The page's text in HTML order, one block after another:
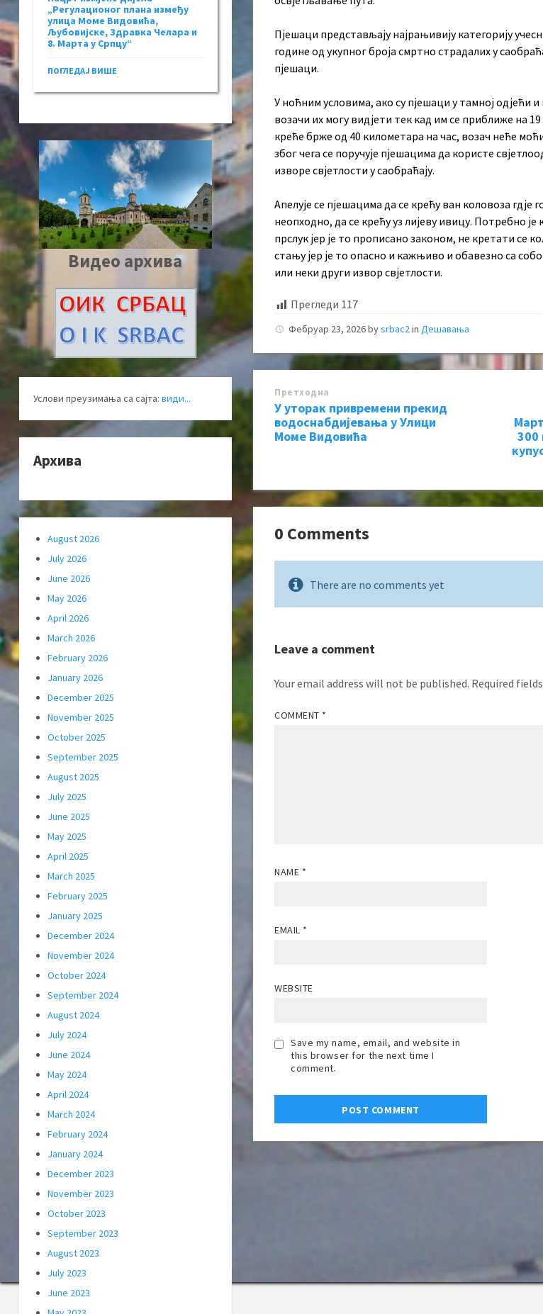
Пјешаци представљају најрањивију категорију
године од укупног броја смртно страдалих у
пјешаци.
У ноћним условима, ако су пјешаци у тамној одјећи
возачи их могу видјети тек кад им се приближе на
креће брже од 40 километара на час, возач неће
због чега се поручује пјешацима да користе
изворе свјетлости у саобраћају.
Апелује се пјешацима да се крећу ван коловоза гдје
неопходно, да се крећу уз лијеву ивицу. Потребно је
прслук јер је то прописано законом, не кретати се
стању јер је то опасно и кажњиво и обавезно са
или неки други извор свјетлости.
Прегледи 117
Фебруар 23, 2026bysrbac2 in Дешавања
Претходна
У уторак привремени прекид
водоснабдијевања у Улици
Моме Видовића
300
0 Comments
There are no comments yet
Leave a comment
Your email address will not be published. Required
COMMENT *
NAME *
EMAIL *
WEBSITE
Save my name, email, and website in
this browser for the next time I
comment.
„Регулационог плана између
улица Моме Видовића,
Љубовијске, Здравка Челара и
8. Марта у Српцу“
ПОГЛЕДАЈ ВИШЕ
Видео архива
Услови преузимања са сајта: види...
Архива
August 2026
July 2026
June 2026
May 2026
April 2026
March 2026
February 2026
January 2026
December 2025
November 2025
October 2025
September 2025
August 2025
July 2025
June 2025
May 2025
April 2025
March 2025
February 2025
January 2025
December 2024
November 2024
October 2024
September 2024
August 2024
July 2024
June 2024
May 2024
April 2024
March 2024
February 2024
January 2024
December 2023
November 2023
October 2023
September 2023
August 2023
July 2023
June 2023